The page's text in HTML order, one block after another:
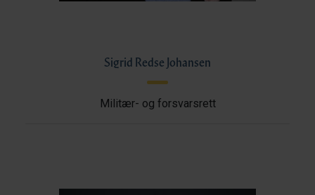
Sigrid Redse Johansen
Militær- og forsvarsrett